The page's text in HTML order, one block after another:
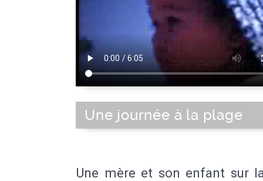
Une journée à la plage
Une mère et son enfant sur